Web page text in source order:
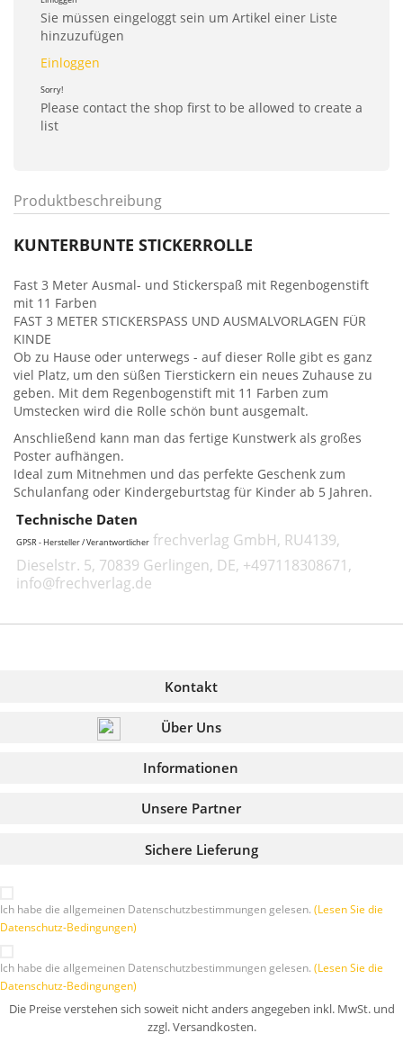
Sie müssen eingeloggt sein um Artikel einer Liste
hinzuzufügen
Einloggen
Sorry!
Please contact the shop first to be allowed to create a
list
Produktbeschreibung
KUNTERBUNTE STICKERROLLE
Fast 3 Meter Ausmal- und Stickerspaß mit Regenbogenstift
mit 11 Farben
FAST 3 METER STICKERSPASS UND AUSMALVORLAGEN FÜR
KINDE
Ob zu Hause oder unterwegs - auf dieser Rolle gibt es ganz
viel Platz, um den süßen Tierstickern ein neues Zuhause zu
geben. Mit dem Regenbogenstift mit 11 Farben zum
Umstecken wird die Rolle schön bunt ausgemalt.
Anschließend kann man das fertige Kunstwerk als großes
Poster aufhängen.
Ideal zum Mitnehmen und das perfekte Geschenk zum
Schulanfang oder Kindergeburtstag für Kinder ab 5 Jahren.
Technische Daten
GPSR - Hersteller / Verantwortlicher frechverlag GmbH, RU4139,
Dieselstr. 5, 70839 Gerlingen, DE, +497118308671,
info@frechverlag.de
Kontakt
Über Uns
Informationen
Sichere Lieferung
Unsere Partner
Ich habe die allgemeinen Datenschutzbestimmungen gelesen. (Lesen Sie die
Datenschutz-Bedingungen)
Ich habe die allgemeinen Datenschutzbestimmungen gelesen. (Lesen Sie die
Datenschutz-Bedingungen)
Die Preise verstehen sich soweit nicht anders angegeben inkl. MwSt. und
zzgl. Versandkosten.